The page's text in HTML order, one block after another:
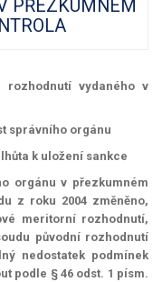
PŘEZKUMNÉM
rozhodnutí vydaného v
správního orgánu
k uložení sankce
orgánu v přezkumném
z roku 2004 změněno,
meritornírozhodnutí,
původní rozhodnutí
nedostatek podmínek
podle § 46 odst. 1 písm.